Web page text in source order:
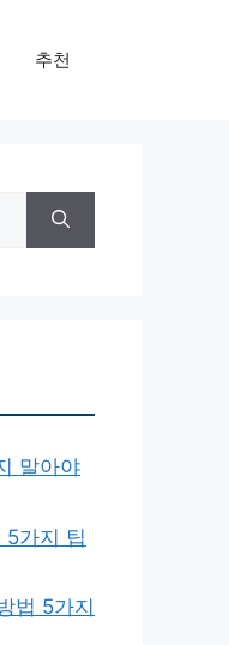
추천
말아야
5가지 팁
법 5가지